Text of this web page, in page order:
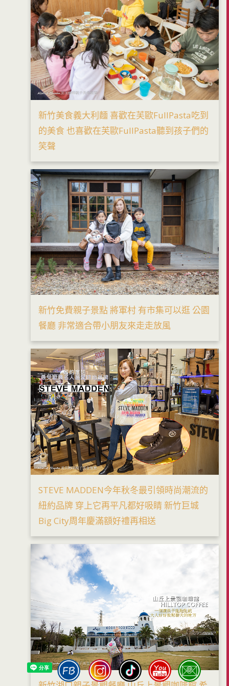
新竹美食義大利麵 喜歡在芙歐FullPasta吃到
的美食 也喜歡在芙歐FullPasta聽到孩子們的
笑聲
新竹免費親子景點 將軍村 有市集可以逛 公園
餐廳 非常適合帶小朋友來走走放風
STEVE MADDEN今年秋冬最引領時尚潮流的
紐約品牌 穿上它再平凡都好吸睛 新竹巨城
Big City周年慶滿額好禮再相送